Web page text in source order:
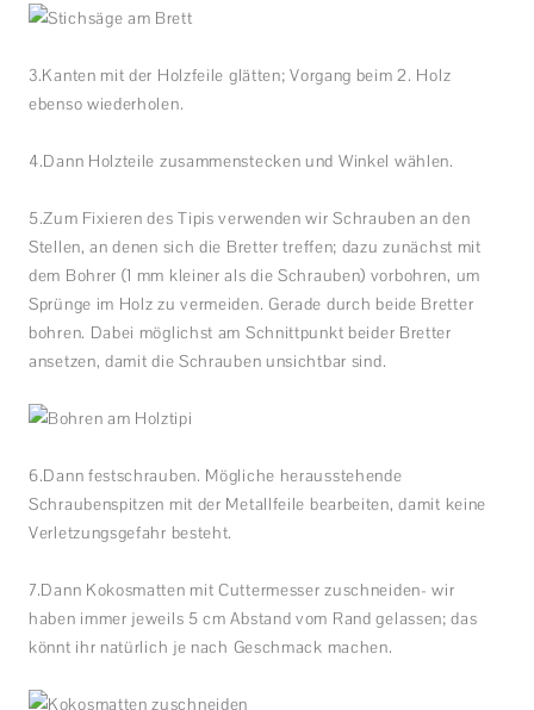
3.Kanten mit der Holzfeile glätten; Vorgang beim 2. Holz
ebenso wiederholen.
4.Dann Holzteile zusammenstecken und Winkel wählen.
5.Zum Fixieren des Tipis verwenden wir Schrauben an den
Stellen, an denen sich die Bretter treffen; dazu zunächst mit
dem Bohrer (1 mm kleiner als die Schrauben) vorbohren, um
Sprünge im Holz zu vermeiden. Gerade durch beide Bretter
bohren. Dabei möglichst am Schnittpunkt beider Bretter
ansetzen, damit die Schrauben unsichtbar sind.
6.Dann festschrauben. Mögliche herausstehende
Schraubenspitzen mit der Metallfeile bearbeiten, damit keine
Verletzungsgefahr besteht.
7.Dann Kokosmatten mit Cuttermesser zuschneiden- wir
haben immer jeweils 5 cm Abstand vom Rand gelassen; das
könnt ihr natürlich je nach Geschmack machen.